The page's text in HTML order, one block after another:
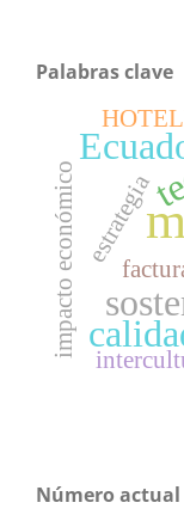
Palabras clave
estrategia
impacto económico
Número actual